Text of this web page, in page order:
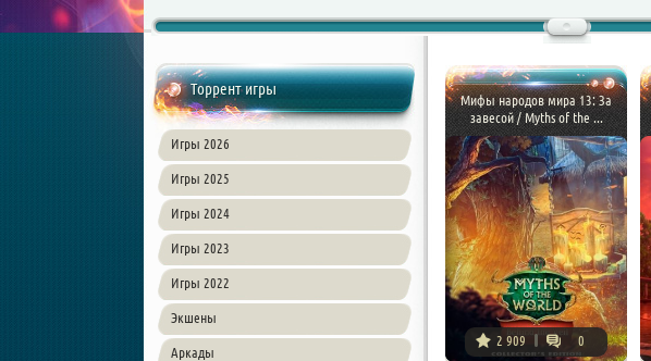
PC | Лицензия
Торрент игры
Игры 2026
Игры 2025
Игры 2024
Игры 2023
Игры 2022
Экшены
Аркады
Мифы народов мира 13: За
завесой / Myths of the ...
2 909 0